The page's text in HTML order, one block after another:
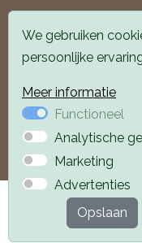
openbaar vervoer.
Privacyverklaring
We gebruiken
persoonlijke
Meer informatie
Functioneel
Analytische
Marketing
Advertenties
Opslaan